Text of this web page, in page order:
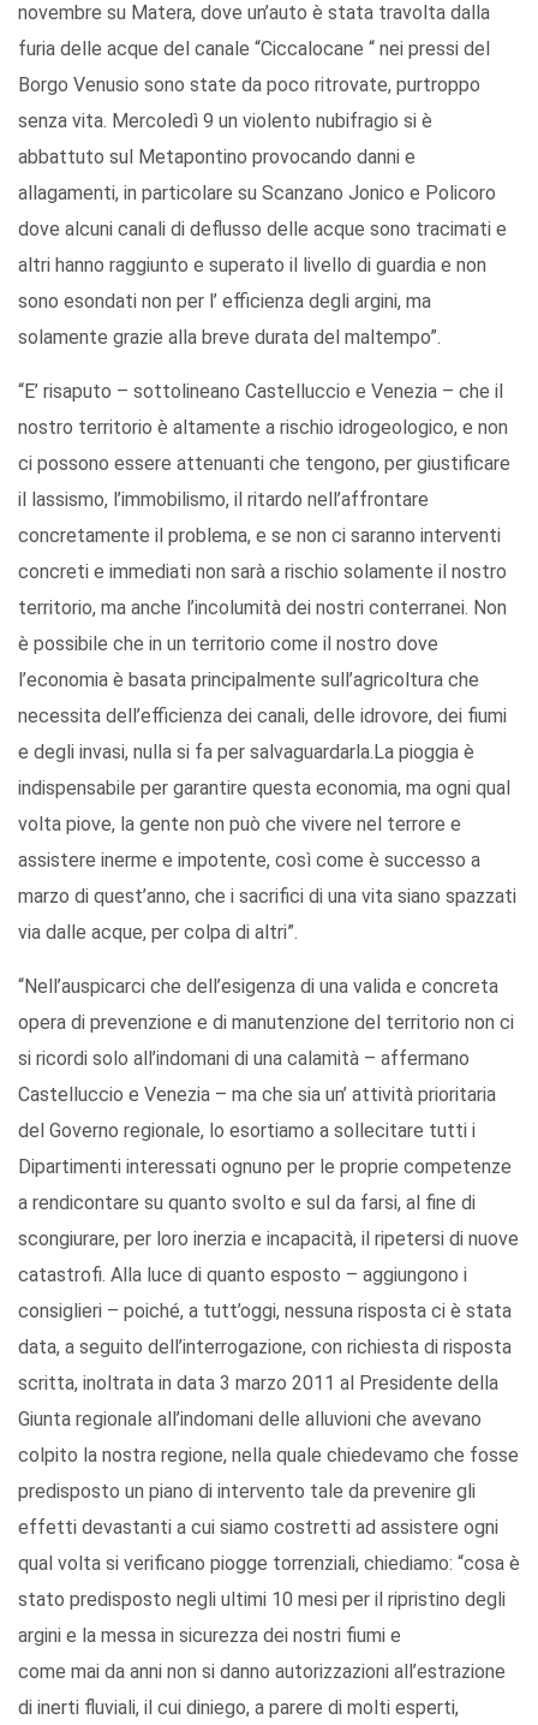
novembre su Matera, dove un’auto è stata travolta dalla
furia delle acque del canale “Ciccalocane “ nei pressi del
Borgo Venusio sono state da poco ritrovate, purtroppo
senza vita. Mercoledì 9 un violento nubifragio si è
abbattuto sul Metapontino provocando danni e
allagamenti, in particolare su Scanzano Jonico e Policoro
dove alcuni canali di deflusso delle acque sono tracimati e
altri hanno raggiunto e superato il livello di guardia e non
sono esondati non per l’ efficienza degli argini, ma
solamente grazie alla breve durata del maltempo”.
“E’ risaputo – sottolineano Castelluccio e Venezia – che il
nostro territorio è altamente a rischio idrogeologico, e non
ci possono essere attenuanti che tengono, per giustificare
il lassismo, l’immobilismo, il ritardo nell’affrontare
concretamente il problema, e se non ci saranno interventi
concreti e immediati non sarà a rischio solamente il nostro
territorio, ma anche l’incolumità dei nostri conterranei. Non
è possibile che in un territorio come il nostro dove
l’economia è basata principalmente sull’agricoltura che
necessita dell’efficienza dei canali, delle idrovore, dei fiumi
e degli invasi, nulla si fa per salvaguardarla.La pioggia è
indispensabile per garantire questa economia, ma ogni qual
volta piove, la gente non può che vivere nel terrore e
assistere inerme e impotente, così come è successo a
marzo di quest’anno, che i sacrifici di una vita siano spazzati
via dalle acque, per colpa di altri”.
“Nell’auspicarci che dell’esigenza di una valida e concreta
opera di prevenzione e di manutenzione del territorio non ci
si ricordi solo all’indomani di una calamità – affermano
Castelluccio e Venezia – ma che sia un’ attività prioritaria
del Governo regionale, lo esortiamo a sollecitare tutti i
Dipartimenti interessati ognuno per le proprie competenze
a rendicontare su quanto svolto e sul da farsi, al fine di
scongiurare, per loro inerzia e incapacità, il ripetersi di nuove
catastrofi. Alla luce di quanto esposto – aggiungono i
consiglieri – poiché, a tutt’oggi, nessuna risposta ci è stata
data, a seguito dell’interrogazione, con richiesta di risposta
scritta, inoltrata in data 3 marzo 2011 al Presidente della
Giunta regionale all’indomani delle alluvioni che avevano
colpito la nostra regione, nella quale chiedevamo che fosse
predisposto un piano di intervento tale da prevenire gli
effetti devastanti a cui siamo costretti ad assistere ogni
qual volta si verificano piogge torrenziali, chiediamo: “cosa è
stato predisposto negli ultimi 10 mesi per il ripristino degli
argini e la messa in sicurezza dei nostri fiumi e
come mai da anni non si danno autorizzazioni all’estrazione
di inerti fluviali, il cui diniego, a parere di molti esperti,